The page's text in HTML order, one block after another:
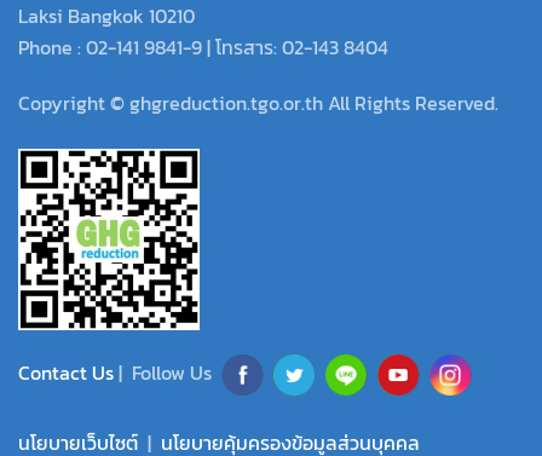
Laksi Bangkok 10210
Phone : 02-141 9841-9 | โทรสาร: 02-143 8404
Copyright © ghgreduction.tgo.or.th All Rights Reserved.
Contact Us| Follow Us
นโยบายเว็บไซต์ | นโยบายคุ้มครองข้อมูลส่วนบุคคล